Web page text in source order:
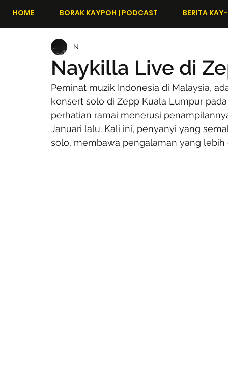
HOME BORAK KAYPOH | PODCAST BERITA
Naykilla Live di
N
Peminat muzik Indonesia di Malaysia,
konsert solo di Zepp Kuala Lumpur
perhatian ramai menerusi
Januari lalu. Kali ini, penyanyi yang
solo, membawa pengalaman yang